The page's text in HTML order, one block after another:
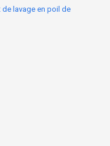
lavage en poil de